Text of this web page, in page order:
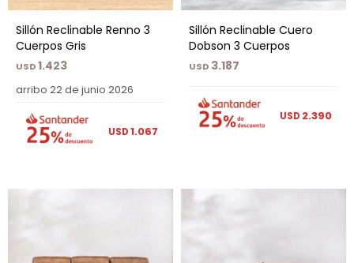
Sillón Reclinable Renno 3
Cuerpos Gris
USD1.423
arribo 22 de junio 2026
USD1.067
Sillón Reclinable Cuero
Dobson 3 Cuerpos
USD 3.187
USD 2.390